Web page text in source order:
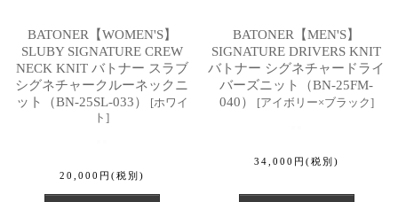
BATONER【WOMEN'S】
SLUBY SIGNATURE CREW
NECK KNIT バトナー スラブ
シグネチャークルーネックニ
ット（BN-25SL-033）
[ホワイ
ト ]
20,000 円 (税別)
BATONER【MEN'S】
SIGNATURE DRIVERS KNIT
バトナー シグネチャードライ
バーズニット（BN-25FM-
040）
[アイボリー×ブラック]
34,000 円 (税別)